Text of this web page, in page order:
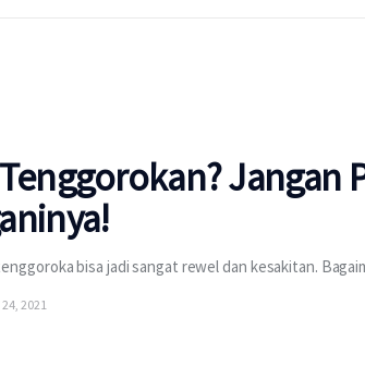
Jangan
bisa jadi sangat rewel dan kesakitan.
24, 2021